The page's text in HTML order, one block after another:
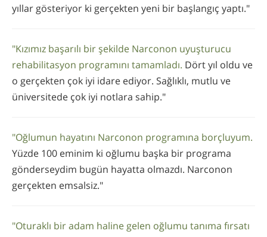
yıllar gösteriyor ki gerçekten yeni bir başlangıç yaptı."
"Kızımız başarılı bir şekilde Narconon uyuşturucu
rehabilitasyon programını tamamladı. Dört yıl oldu ve
o gerçekten çok iyi idare ediyor. Sağlıklı, mutlu ve
üniversitede çok iyi notlara sahip."
"Oğlumun hayatını Narconon programına borçluyum.
Yüzde 100 eminim ki oğlumu başka bir programa
gönderseydim bugün hayatta olmazdı. Narconon
gerçekten emsalsiz."
"Oturaklı bir adam haline gelen oğlumu tanıma fırsatı